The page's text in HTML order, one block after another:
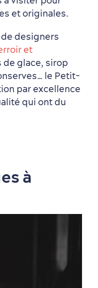
et originales.
designers
et
glace, sirop
le Petit-
par excellence
qui ont du
à